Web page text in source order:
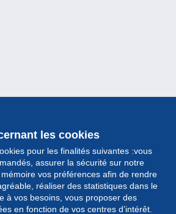
les cookies
pour les finalités suivantes :vous
assurer la sécurité sur notre
vos préférences afin de rendre
réaliser des statistiques dans le
à vos besoins, vous proposer des
en fonction de vos centres d’intérêt.